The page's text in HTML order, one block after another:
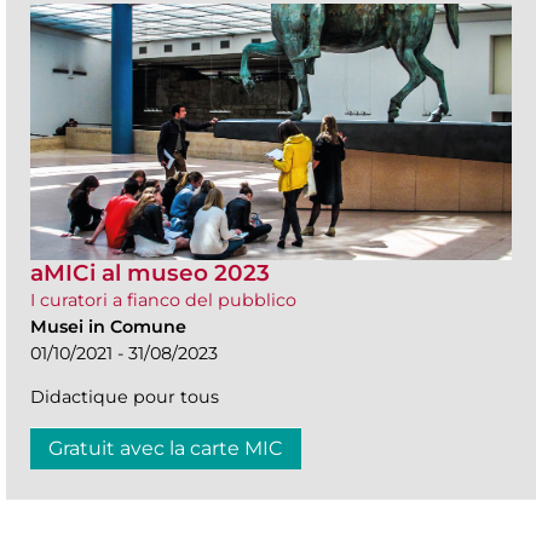
aMICi al museo 2023
I curatori a fianco del pubblico
Musei in Comune
01/10/2021 - 31/08/2023
Didactique pour tous
Gratuit avec la carte MIC